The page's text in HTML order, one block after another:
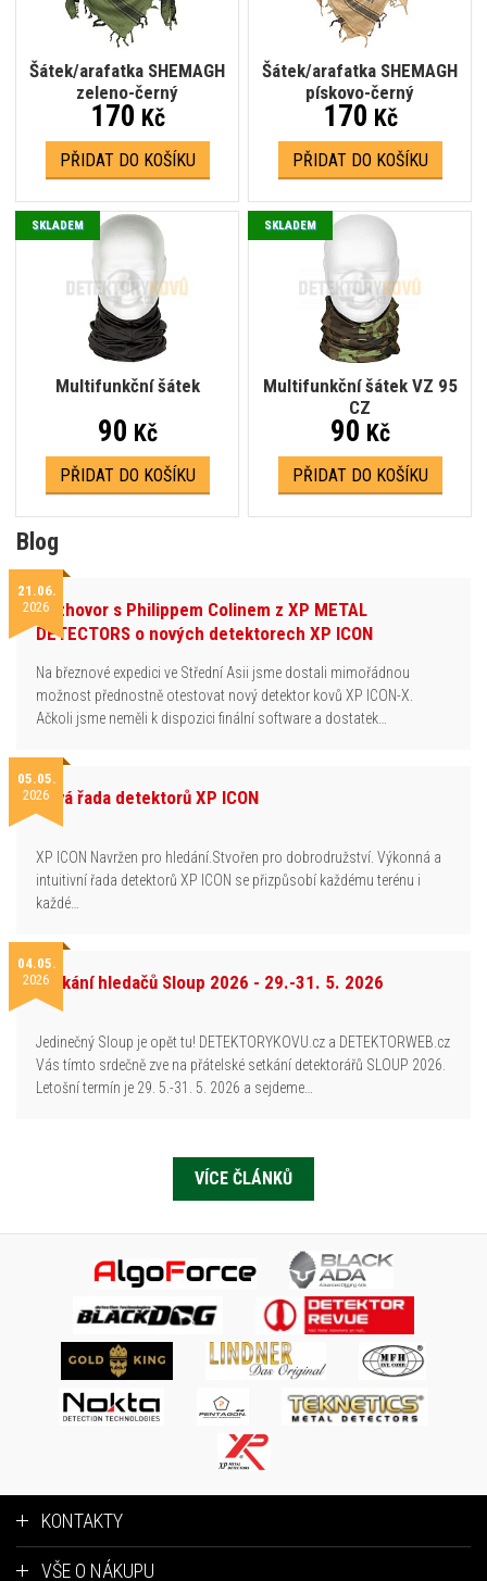
Šátek/arafatka SHEMAGH
zeleno-černý
170 Kč
PŘIDAT DO KOŠÍKU
Šátek/arafatka SHEMAGH
pískovo-černý
170 Kč
PŘIDAT DO KOŠÍKU
Multifunkční šátek
SKLADEM
90 Kč
PŘIDAT DO KOŠÍKU
Multifunkční šátek VZ 95
CZ
SKLADEM
90 Kč
PŘIDAT DO KOŠÍKU
Blog
21.06.
2026Rozhovor s Philippem Colinem z XP METAL
DETECTORS o nových detektorech XP ICON
Na březnové expedici ve Střední Asii jsme dostali mimořádnou
možnost přednostně otestovat nový detektor kovů XP ICON-X.
Ačkoli jsme neměli k dispozici finální software a dostatek…
05.05.
2026Nová řada detektorů XP ICON
XP ICON Navržen pro hledání.Stvořen pro dobrodružství. Výkonná a
intuitivní řada detektorů XP ICON se přizpůsobí každému terénu i
každé…
04.05.
2026Setkání hledačů Sloup 2026 - 29.-31. 5. 2026
Jedinečný Sloup je opět tu! DETEKTORYKOVU.cz a DETEKTORWEB.cz
Vás tímto srdečně zve na přátelské setkání detektorářů SLOUP 2026.
Letošní termín je 29. 5.-31. 5. 2026 a sejdeme…
VÍCE ČLÁNKŮ
KONTAKTY
VŠE O NÁKUPU